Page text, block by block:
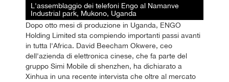
L'assemblaggio dei telefoni Engo al Namanve
Industrial park, Mukono, Uganda
Dopo otto mesi di produzione in Uganda, ENGO
Holding Limited sta compiendo importanti passi avanti
in tutta l'Africa. David Beecham Okwere, ceo
dell'azienda di elettronica cinese, che fa parte del
gruppo Simi Mobile di shenzhen, ha dichiarato a
Xinhua in una recente intervista che oltre al mercato